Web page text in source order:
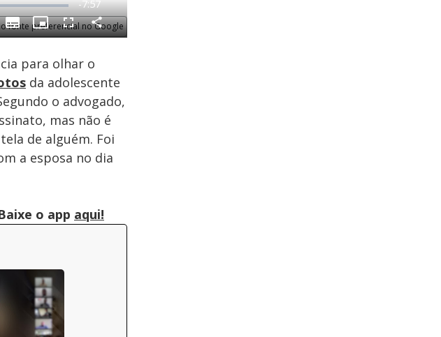
fonte preferencial no Google
para olhar o
da adolescente
o advogado,
mas não é
de alguém. Foi
a esposa no dia
o app aqui!